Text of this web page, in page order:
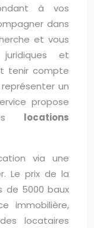
à vos
dans
et vous
et
tenir compte
un
propose
locations
via une
Le prix de la
de 5000 baux
immobilière,
locataires